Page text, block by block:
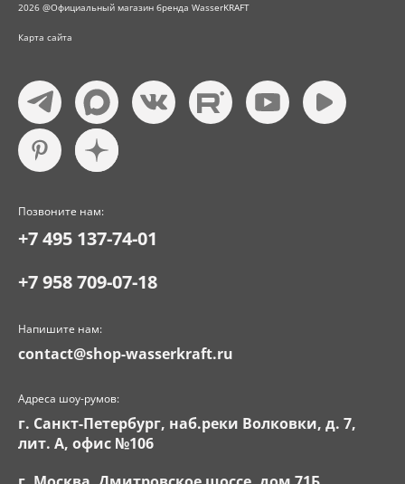
2026 @Официальный магазин бренда WasserKRAFT
Карта сайта
Позвоните нам:
+7 495 137-74-01
+7 958 709-07-18
Напишите нам:
contact@shop-wasserkraft.ru
Адреса шоу-румов:
г. Санкт-Петербург, наб.реки Волковки, д. 7,
лит. А, офис №106